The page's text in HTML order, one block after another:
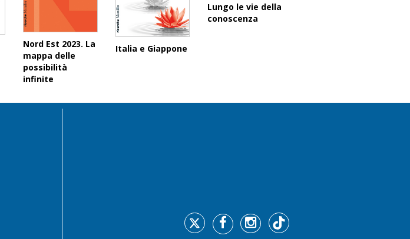
Nord Est 2023. La
mappa delle
possibilità
infinite
Italia e Giappone
Lungo le vie della
conoscenza